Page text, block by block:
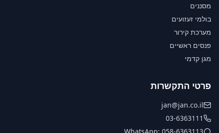
מסננים
בולמי זעזועים
מערכת קירור
פנסים ראשיים
מגן קדמי
פרטי התקשרות
jan@jan.co.il
03-6363111